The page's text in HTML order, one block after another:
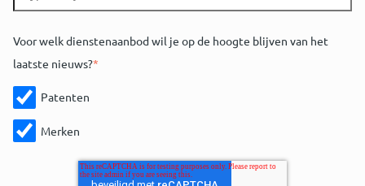
Voor welk dienstenaanbod wil je op de hoogte blijven van het
laatste nieuws?*
Patenten
Merken